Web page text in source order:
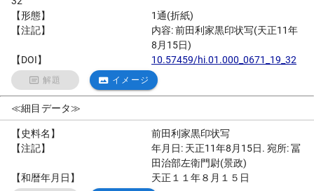
【形態】
1通(折紙)
【注記】
内容: 前田利家黒印状写(天正11年
8月15日)
【DOI】
10.57459/hi.01.000_0671_19_32
解題 イメージ
≪細目データ≫
【史料名】
前田利家黒印状写
【注記】
年月日: 天正11年8月15日. 宛所: 冨
田治部左衛門尉(景政)
【和暦年月日】
天正１１年８月１５日